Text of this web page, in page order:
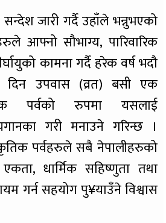
जारी गर्दै उहाँले भन्नुभएको
आफ्नो सौभाग्य, पारिवारिक
कामना गर्दै हरेक वर्ष भदौ
दिन उपवास (व्रत) बसी एक
पर्वको रुपमा यसलाई
गरी मनाउने गरिन्छ ।
पर्वहरुले सबै नेपालीहरुको
एकता, धार्मिक सहिष्णुता तथा
गर्न सहयोग पु¥याउँने विश्वास